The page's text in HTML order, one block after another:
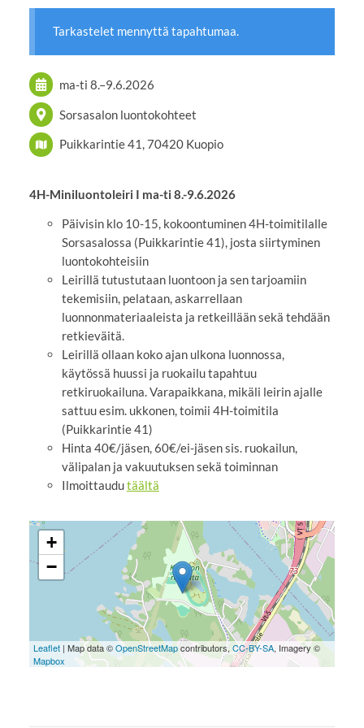
Tarkastelet mennyttä tapahtumaa.
ma-ti 8.–9.6.2026
Sorsasalon luontokohteet
Puikkarintie 41, 70420 Kuopio
4H-Miniluontoleiri I ma-ti 8.-9.6.2026
Päivisin klo 10-15, kokoontuminen 4H-toimitilalle
Sorsasalossa (Puikkarintie 41), josta siirtyminen
luontokohteisiin
Leirillä tutustutaan luontoon ja sen tarjoamiin
tekemisiin, pelataan, askarrellaan
luonnonmateriaaleista ja retkeillään sekä tehdään
retkieväitä.
Leirillä ollaan koko ajan ulkona luonnossa,
käytössä huussi ja ruokailu tapahtuu
retkiruokailuna. Varapaikkana, mikäli leirin ajalle
sattuu esim. ukkonen, toimii 4H-toimitila
(Puikkarintie 41)
Hinta 40€/jäsen, 60€/ei-jäsen sis. ruokailun,
välipalan ja vakuutuksen sekä toiminnan
Ilmoittaudutäältä
+
−
Leaflet| Map data ©OpenStreetMapcontributors, CC-BY-SA, Imagery ©
Mapbox